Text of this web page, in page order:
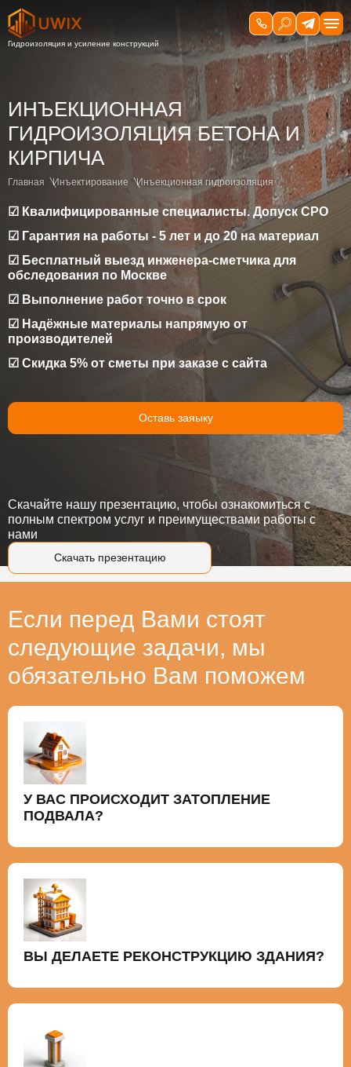
ИНЪЕКЦИОННАЯ
ГИДРОИЗОЛЯЦИЯ БЕТОНА И
КИРПИЧА
Главная Инъектирование Инъекционная гидроизоляция
☑ Квалифицированные специалисты. Допуск СРО
☑ Гарантия на работы - 5 лет и до 20 на материал
☑ Бесплатный выезд инженера-сметчика для
обследования по Москве
☑ Выполнение работ точно в срок
☑ Надёжные материалы напрямую от
производителей
☑ Скидка 5% от сметы при заказе с сайта
Оставь заяыку
Скачать презентацию
Скачайте нашу презентацию, чтобы ознакомиться с
полным спектром услуг и преимуществами работы с
нами
Если перед Вами стоят
следующие задачи, мы
обязательно Вам поможем
У ВАС ПРОИСХОДИТ ЗАТОПЛЕНИЕ
ПОДВАЛА?
ВЫ ДЕЛАЕТЕ РЕКОНСТРУКЦИЮ ЗДАНИЯ?